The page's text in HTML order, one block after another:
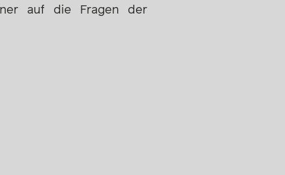
auf die Fragen der